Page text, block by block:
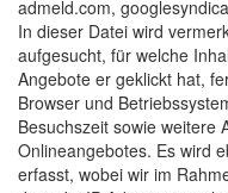
admeld.com,
In dieser Datei wird
aufgesucht, für welche
Angebote er geklickt hat,
Browser und
Besuchszeit sowie weitere
Onlineangebotes. Es wird
erfasst, wobei wir im